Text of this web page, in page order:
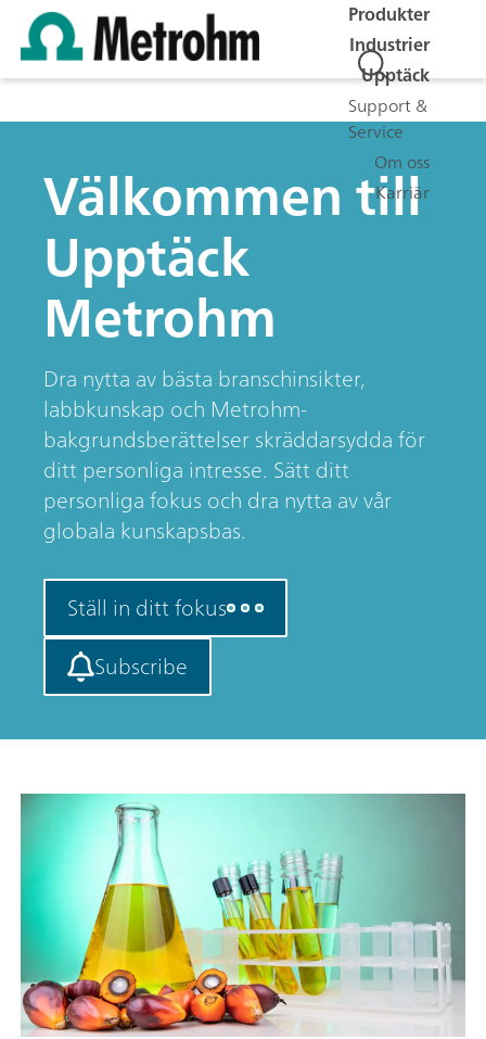
Produkter
Industrier
Upptäck
Support &
Service
Om oss
Karriär
Välkommen till
Upptäck
Metrohm
Dra nytta av bästa branschinsikter,
labbkunskap och Metrohm-
bakgrundsberättelser skräddarsydda för
ditt personliga intresse. Sätt ditt
personliga fokus och dra nytta av vår
globala kunskapsbas.
Ställ in ditt fokus
Subscribe